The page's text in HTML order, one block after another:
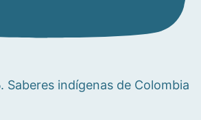
Saberes indígenas de Colombia